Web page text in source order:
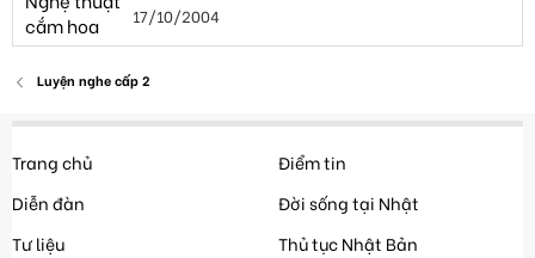
17/10/2004
Luyện nghe cấp 2
Trang chủ
Diễn đàn
Tư liệu
Điểm tin
Đời sống tại Nhật
Thủ tục Nhật Bản